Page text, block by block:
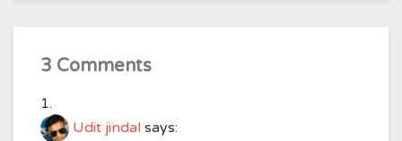
3 Comments
Udit jindal says: